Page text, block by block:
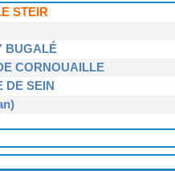
STEIR
BUGALÉ
CORNOUAILLE
DE SEIN